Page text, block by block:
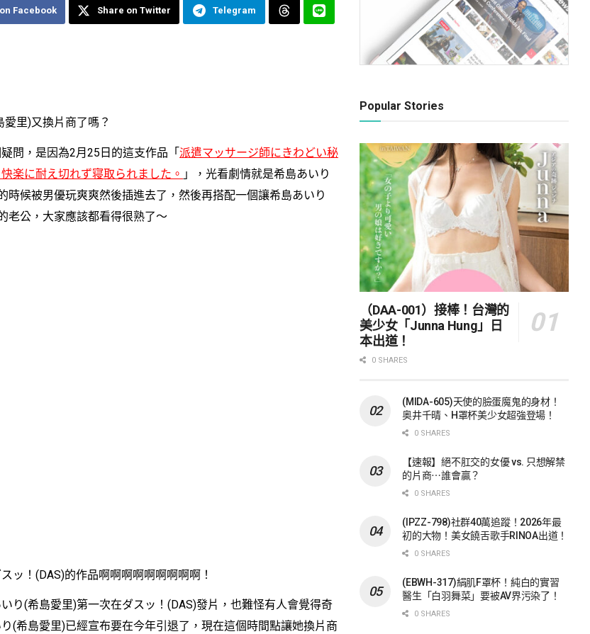
Facebook Share on Twitter Telegram
里)又換片商了嗎？
，是因為2月25日的這支作品「派遣マッサージ師にきわどい秘
楽に耐え切れず寝取られました。 」，光看劇情就是希島あいり
時候被男優玩爽爽然後插進去了，然後再搭配一個讓希島あいり
老公，大家應該都看得很熟了〜
！(DAS)的作品啊啊啊啊啊啊啊啊啊！
(希島愛里)第一次在ダスッ！(DAS)發片，也難怪有人會覺得奇
(希島愛里)已經宣布要在今年引退了，現在這個時間點讓她換片商
Popular Stories
（DAA-001）接棒！台灣的
美少女「Junna Hung」日
本出道！
0 SHARES
(MIDA-605)天使的臉蛋魔鬼的身材！
奥井千晴、H罩杯美少女超強登場！
0 SHARES
【速報】絕不肛交的女優 vs. 只想解禁
的片商⋯誰會贏？
0 SHARES
(IPZZ-798)社群40萬追蹤！2026年最
初的大物！美女饒舌歌手RINOA出道！
0 SHARES
(EBWH-317)絹肌F罩杯！純白的實習
醫生「白羽舞菜」要被AV界污染了！
0 SHARES